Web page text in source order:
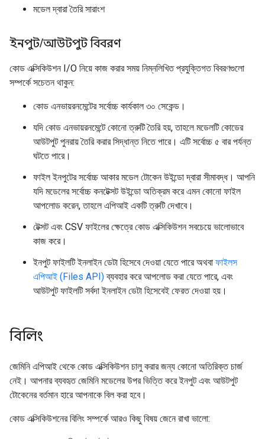
মডেল দ্বারা তৈরি সারাংশ
ইনপুট/আউটপুট বিবরণ
কোড এক্সিকিউশন I/O নিয়ে কাজ করার সময় নিম্নলিখিত প্রযুক্তিগত বিবরণগুলো
সম্পর্কে সচেতন থাকুন:
কোড এনভায়রনমেন্টের সর্বোচ্চ কার্যকাল ৩০ সেকেন্ড।
যদি কোড এনভায়রনমেন্টে কোনো ত্রুটি তৈরি হয়, তাহলে মডেলটি কোডের
আউটপুট পুনরায় তৈরি করার সিদ্ধান্ত নিতে পারে। এটি সর্বোচ্চ ৫ বার পর্যন্ত
ঘটতে পারে।
ফাইল ইনপুটের সর্বোচ্চ আকার মডেল টোকেন উইন্ডো দ্বারা সীমাবদ্ধ। আপনি
যদি মডেলের সর্বোচ্চ কনটেক্সট উইন্ডো অতিক্রম করে এমন কোনো ফাইল
আপলোড করেন, তাহলে এপিআই একটি ত্রুটি দেখাবে।
টেক্সট এবং CSV ফাইলের ক্ষেত্রে কোড এক্সিকিউশন সবচেয়ে ভালোভাবে
কাজ করে।
ইনপুট ফাইলটি ইনলাইন ডেটা হিসেবে দেওয়া যেতে পারে অথবা ফাইলস
এপিআই (Files API)ব্যবহার করে আপলোড করা যেতে পারে, এবং
আউটপুট ফাইলটি সর্বদা ইনলাইন ডেটা হিসেবেই ফেরত দেওয়া হয়।
বিলিং
জেমিনি এপিআই থেকে কোড এক্সিকিউশন চালু করার জন্য কোনো অতিরিক্ত চার্জ
নেই। আপনার ব্যবহৃত জেমিনি মডেলের উপর ভিত্তি করে ইনপুট এবং আউটপুট
টোকেনের বর্তমান হারে আপনাকে বিল করা হবে।
কোড এক্সিকিউশনের বিলিং সম্পর্কে আরও কিছু বিষয় জেনে রাখা ভালো: